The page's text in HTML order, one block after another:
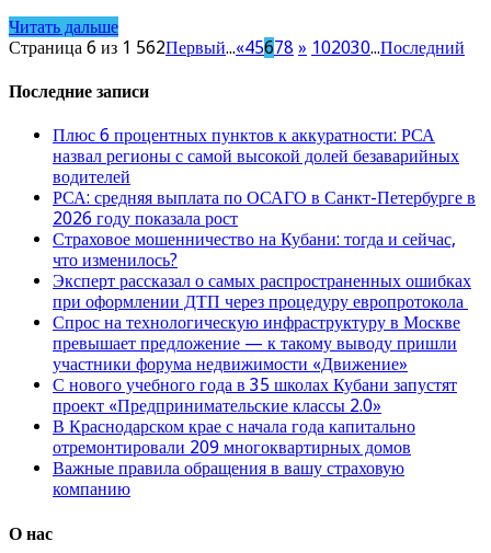
Читать дальше
Страница 6 из 1 562Первый...«45678 » 102030...Последний
Последние записи
Плюс 6 процентных пунктов к аккуратности: РСА
назвал регионы с самой высокой долей безаварийных
водителей
РСА: средняя выплата по ОСАГО в Санкт-Петербурге в
2026 году показала рост
Страховое мошенничество на Кубани: тогда и сейчас,
что изменилось?
Эксперт рассказал о самых распространенных ошибках
при оформлении ДТП через процедуру европротокола
Спрос на технологическую инфраструктуру в Москве
превышает предложение — к такому выводу пришли
участники форума недвижимости «Движение»
С нового учебного года в 35 школах Кубани запустят
проект «Предпринимательские классы 2.0»
В Краснодарском крае с начала года капитально
отремонтировали 209 многоквартирных домов
Важные правила обращения в вашу страховую
компанию
О нас